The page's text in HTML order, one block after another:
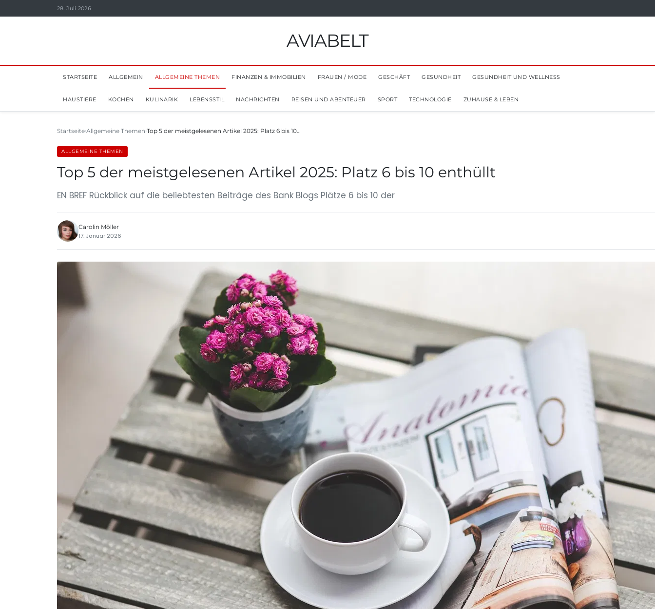
28. Juli 2026
AVIABELT
STARTSEITE ALLGEMEIN ALLGEMEINE THEMEN FINANZEN & IMMOBILIEN FRAUEN / MODE GESCHÄFT GESUNDHEIT GESUNDHEIT UND WELLNESS
HAUSTIERE KOCHEN KULINARIK LEBENSSTIL NACHRICHTEN REISEN UND ABENTEUER SPORT TECHNOLOGIE ZUHAUSE & LEBEN
Startseite Allgemeine Themen Top 5 der meistgelesenen Artikel 2025: Platz 6 bis 10…
ALLGEMEINE THEMEN
Top 5 der meistgelesenen Artikel 2025: Platz 6 bis 10 enthüllt
EN BREF Rückblick auf die beliebtesten Beiträge des Bank Blogs Plätze 6 bis 10 der
Carolin Möller
17. Januar 2026